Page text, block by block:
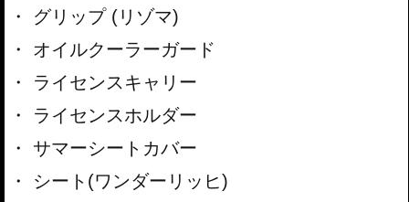
グリップ (リゾマ)
オイルクーラーガード
ライセンスキャリー
ライセンスホルダー
サマーシートカバー
シート(ワンダーリッヒ)